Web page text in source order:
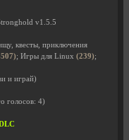
v1.5.5
квесты, приключения
; Игры для Linux (239);
и играй)
голосов: 4)